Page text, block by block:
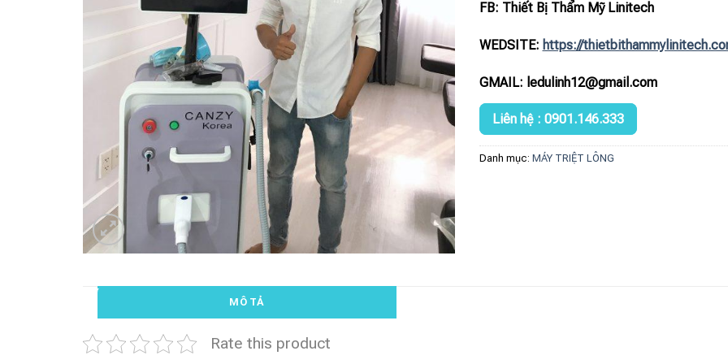
FB: Thiết Bị Thẩm Mỹ Linitech
WEDSITE: https://
GMAIL: ledulinh12@gmail.com
Liên hệ : 0901.146.333
Danh mục: MÁY TRIỆT LÔNG
MÔ TẢ
Rate this product